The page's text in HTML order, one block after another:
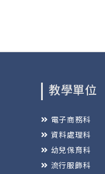
教學單位
電子商務科
資料處理科
幼兒保育科
流行服飾科